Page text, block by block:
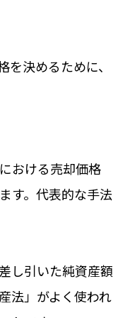
決めるために、
おける売却価格
す。代表的な手法
し引いた純資産額
法」がよく使われ